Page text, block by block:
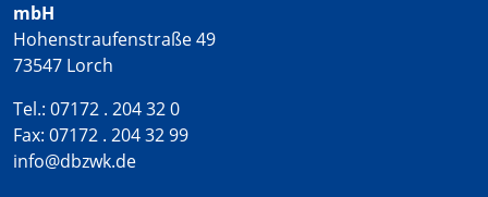
mbH
Hohenstraufenstraße 49
73547 Lorch
Tel.: 07172 . 204 32 0
Fax: 07172 . 204 32 99
info@dbzwk.de